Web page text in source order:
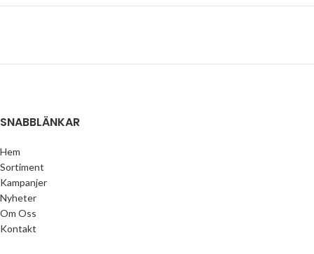
SNABBLÄNKAR
Hem
Sortiment
Kampanjer
Nyheter
Om Oss
Kontakt